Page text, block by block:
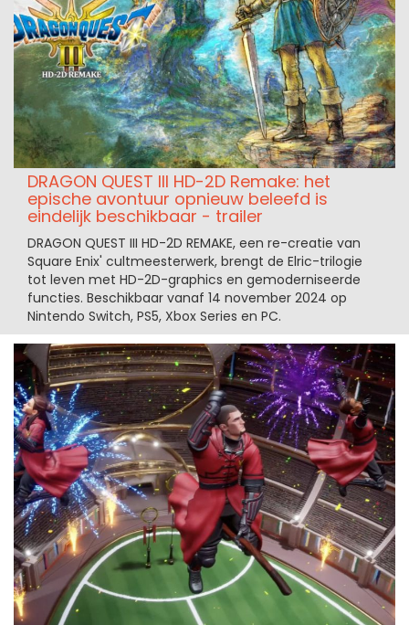
DRAGON QUEST III HD-2D Remake: het
epische avontuur opnieuw beleefd is
eindelijk beschikbaar - trailer
DRAGON QUEST III HD-2D REMAKE, een re-creatie van
Square Enix' cultmeesterwerk, brengt de Elric-trilogie
tot leven met HD-2D-graphics en gemoderniseerde
functies. Beschikbaar vanaf 14 november 2024 op
Nintendo Switch, PS5, Xbox Series en PC.